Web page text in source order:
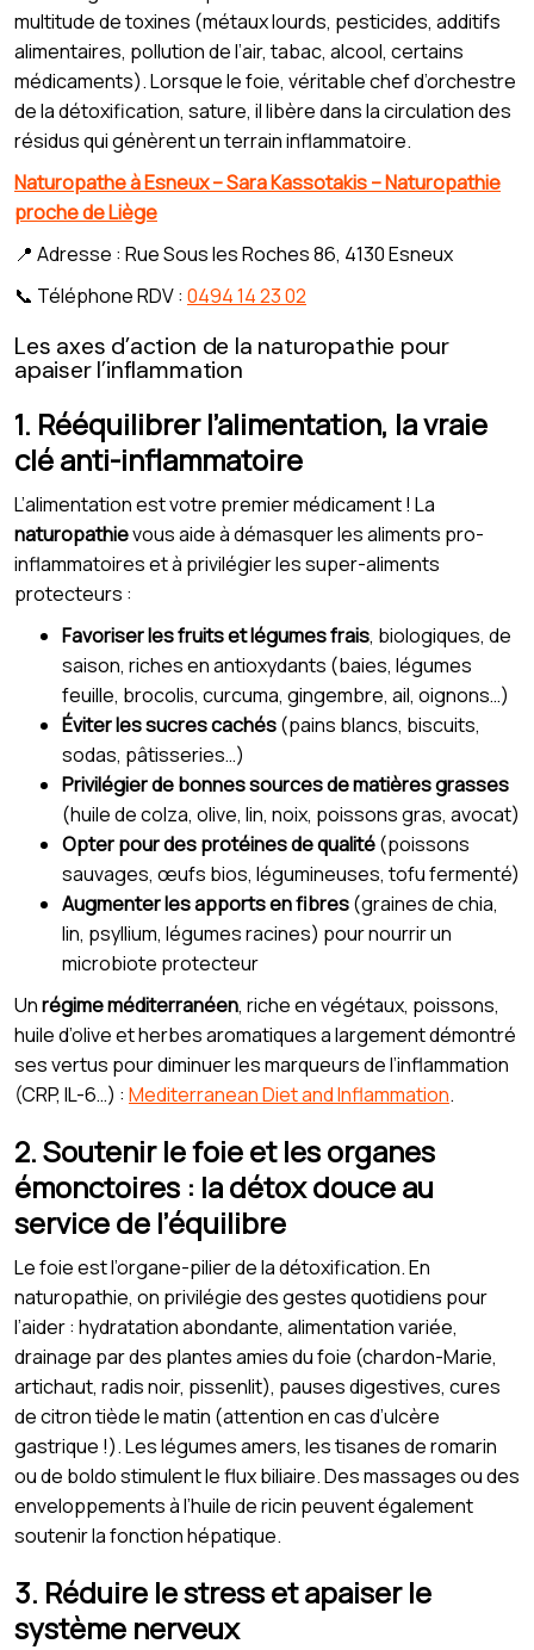
multitude de toxines (métaux lourds, pesticides, additifs
alimentaires, pollution de l’air, tabac, alcool, certains
médicaments). Lorsque le foie, véritable chef d’orchestre
de la détoxification, sature, il libère dans la circulation des
résidus qui génèrent un terrain inflammatoire.
Naturopathe à Esneux – Sara Kassotakis – Naturopathie
proche de Liège
📍 Adresse : Rue Sous les Roches 86, 4130 Esneux
📞 Téléphone RDV : 0494 14 23 02
Les axes d’action de la naturopathie pour
apaiser l’inflammation
1. Rééquilibrer l’alimentation, la vraie
clé anti-inflammatoire
L’alimentation est votre premier médicament ! La
naturopathievous aide à démasquer les aliments pro-
inflammatoires et à privilégier les super-aliments
protecteurs :
Favoriser les fruits et légumes frais, biologiques, de
saison, riches en antioxydants (baies, légumes
feuille, brocolis, curcuma, gingembre, ail, oignons…)
Éviter les sucres cachés(pains blancs, biscuits,
sodas, pâtisseries…)
Privilégier de bonnes sources de matières grasses
(huile de colza, olive, lin, noix, poissons gras, avocat)
Opter pour des protéines de qualité(poissons
sauvages, œufs bios, légumineuses, tofu fermenté)
Augmenter les apports en fibres(graines de chia,
lin, psyllium, légumes racines) pour nourrir un
microbiote protecteur
Unrégime méditerranéen, riche en végétaux, poissons,
huile d’olive et herbes aromatiques a largement démontré
ses vertus pour diminuer les marqueurs de l’inflammation
(CRP, IL-6…) : Mediterranean Diet and Inflammation.
2. Soutenir le foie et les organes
émonctoires : la détox douce au
service de l’équilibre
Le foie est l’organe-pilier de la détoxification. En
naturopathie, on privilégie des gestes quotidiens pour
l’aider : hydratation abondante, alimentation variée,
drainage par des plantes amies du foie (chardon-Marie,
artichaut, radis noir, pissenlit), pauses digestives, cures
de citron tiède le matin (attention en cas d’ulcère
gastrique !). Les légumes amers, les tisanes de romarin
ou de boldo stimulent le flux biliaire. Des massages ou des
enveloppements à l’huile de ricin peuvent également
soutenir la fonction hépatique.
3. Réduire le stress et apaiser le
système nerveux